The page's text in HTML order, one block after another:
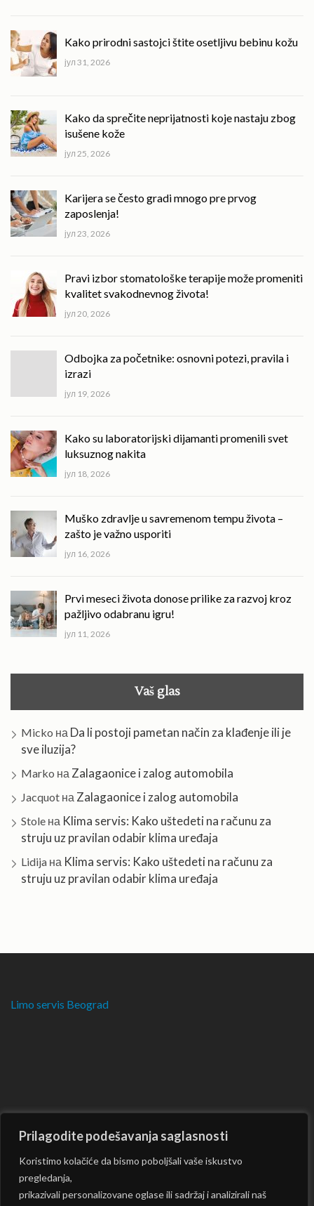
Prilagodite podešavanja saglasnosti
Koristimo kolačiće da bismo poboljšali vaše iskustvo
pregledanja,
prikazivali personalizovane oglase ili sadržaj i analizirali naš
Kako prirodni sastojci štite osetljivu bebinu kožu
јул 31, 2026
Kako da sprečite neprijatnosti koje nastaju zbog
isušene kože
јул 25, 2026
Karijera se često gradi mnogo pre prvog
zaposlenja!
јул 23, 2026
Pravi izbor stomatološke terapije može promeniti
kvalitet svakodnevnog života!
јул 20, 2026
Odbojka za početnike: osnovni potezi, pravila i
izrazi
јул 19, 2026
Kako su laboratorijski dijamanti promenili svet
luksuznog nakita
јул 18, 2026
Muško zdravlje u savremenom tempu života –
zašto je važno usporiti
јул 16, 2026
Prvi meseci života donose prilike za razvoj kroz
pažljivo odabranu igru!
јул 11, 2026
Vaš glas
Micko на Da li postoji pametan način za klađenje ili je
sve iluzija?
Marko на Zalagaonice i zalog automobila
Jacquot на Zalagaonice i zalog automobila
Stole на Klima servis: Kako uštedeti na računu za
struju uz pravilan odabir klima uređaja
Lidija на Klima servis: Kako uštedeti na računu za
struju uz pravilan odabir klima uređaja
Limo servis Beograd